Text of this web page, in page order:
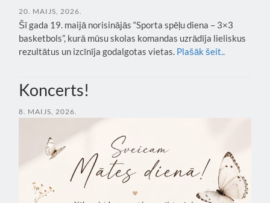
20. MAIJS, 2026.
Šī gada 19. maijā norisinājās “Sporta spēļu diena – 3×3
basketbols”, kurā mūsu skolas komandas uzrādīja lieliskus
rezultātus un izcīnīja godalgotas vietas. Plašāk šeit..
Koncerts!
8. MAIJS, 2026.